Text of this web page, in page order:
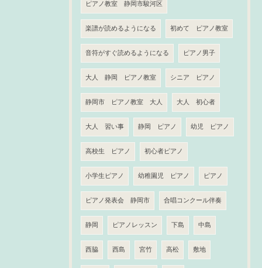
ピアノ教室 静岡市駿河区
楽譜が読めるようになる 初めて ピアノ教室
音符がすぐ読めるようになる ピアノ男子
大人 静岡 ピアノ教室 シニア ピアノ
静岡市 ピアノ教室 大人 大人 初心者
大人 習い事 静岡 ピアノ 幼児 ピアノ
高校生 ピアノ 初心者ピアノ
小学生ピアノ 幼稚園児 ピアノ ピアノ
ピアノ発表会 静岡市 合唱コンクール伴奏
静岡 ピアノレッスン 下島 中島
西脇 西島 宮竹 高松 敷地